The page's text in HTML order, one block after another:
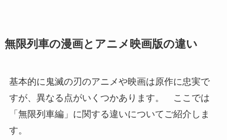
無限列車の漫画とアニメ映画版の違い
基本的に鬼滅の刃のアニメや映画は原作に忠実で
すが、異なる点がいくつかあります。 ここでは
「無限列車編」に関する違いについてご紹介しま
す。